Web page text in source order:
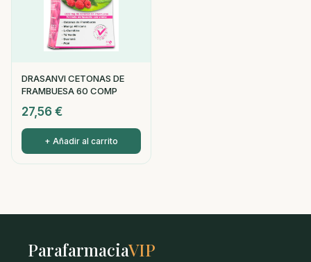
DRASANVI CETONAS DE
FRAMBUESA 60 COMP
27,56 €
+ Añadir al carrito
ParafarmaciaVIP